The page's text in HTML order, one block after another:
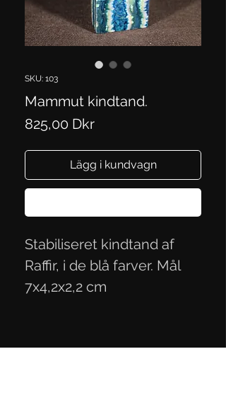
SKU: 103
Mammut kindtand.
825,00 DkrPris
Lägg i kundvagn
Stabiliseret kindtand af
Raffir, i de blå farver. Mål
7x4,2x2,2 cm